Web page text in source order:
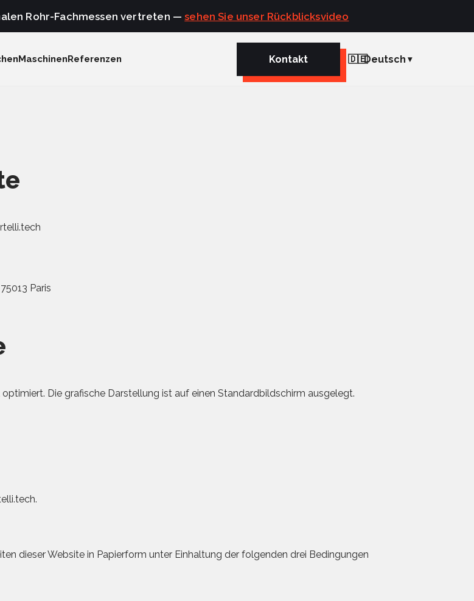
Rohr-Fachmessen vertreten —sehen Sie unser Rückblicksvideo
MaschinenReferenzen Kontakt 🇩🇪Deutsch
Paris
Die grafische Darstellung ist auf einen Standardbildschirm ausgelegt.
dieser Website in Papierform unter Einhaltung der folgenden drei Bedingungen